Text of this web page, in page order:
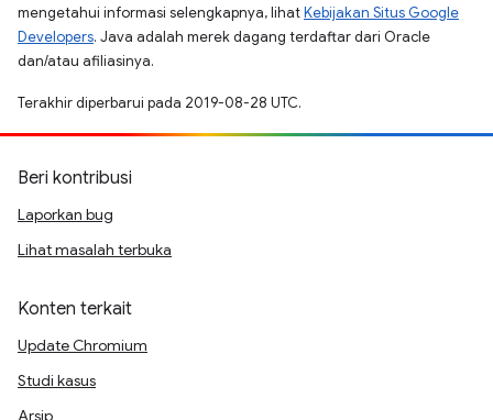
mengetahui informasi selengkapnya, lihatKebijakan Situs Google
Developers. Java adalah merek dagang terdaftar dari Oracle
dan/atau afiliasinya.
Terakhir diperbarui pada 2019-08-28 UTC.
Beri kontribusi
Laporkan bug
Lihat masalah terbuka
Konten terkait
Update Chromium
Studi kasus
Arsip